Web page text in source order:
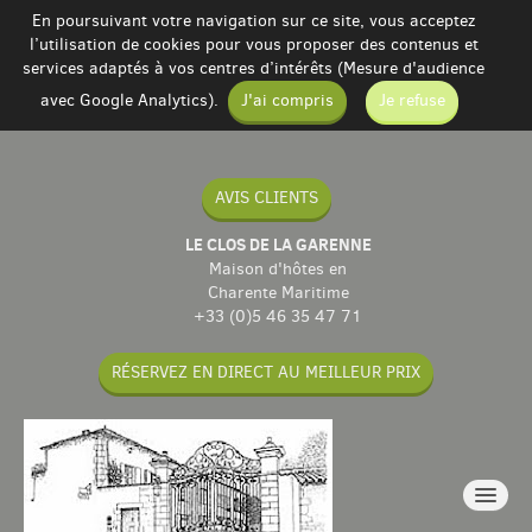
En poursuivant votre navigation sur ce site, vous acceptez
l’utilisation de cookies pour vous proposer des contenus et
services adaptés à vos centres d’intérêts (Mesure d'audience
avec Google Analytics).
J'ai compris Je refuse
AVIS CLIENTS
LE CLOS DE LA GARENNE
Maison d'hôtes en
Charente Maritime
+33 (0)5 46 35 47 71
RÉSERVEZ EN DIRECT AU MEILLEUR PRIX